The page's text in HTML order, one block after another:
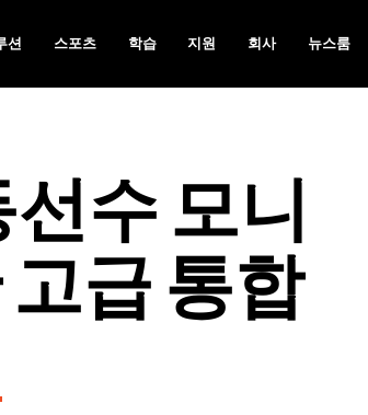
션 스포츠 학습 지원 회사 뉴스룸
수 모니
급 통합